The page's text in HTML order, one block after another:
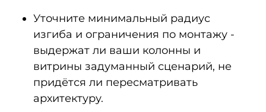
Уточните минимальный радиус
изгиба и ограничения по монтажу -
выдержат ли ваши колонны и
витрины задуманный сценарий, не
придётся ли пересматривать
архитектуру.